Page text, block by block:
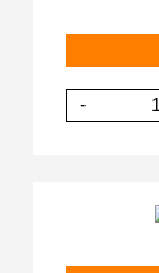
-